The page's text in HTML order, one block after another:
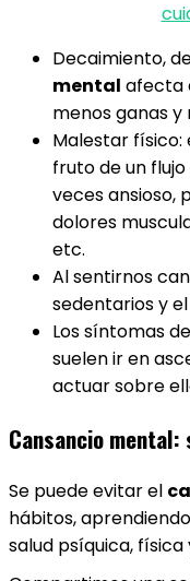
Decaimiento,
mental afecta
menos ganas
Malestar
fruto de un
veces ansioso,
dolores
etc.
Al sentirnos
sedentarios y
Los síntomas
suelen ir en
actuar sobre
Cansancio
Se puede evitar el
hábitos,
salud psíquica,